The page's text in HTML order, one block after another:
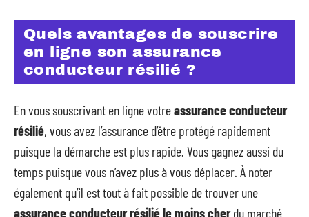
Quels avantages de souscrire
en ligne son assurance
conducteur résilié ?
En vous souscrivant en ligne votreassurance conducteur
résilié, vous avez l’assurance d’être protégé rapidement
puisque la démarche est plus rapide. Vous gagnez aussi du
temps puisque vous n’avez plus à vous déplacer. À noter
également qu’il est tout à fait possible de trouver une
assurance conducteur résilié le moins cherdu marché